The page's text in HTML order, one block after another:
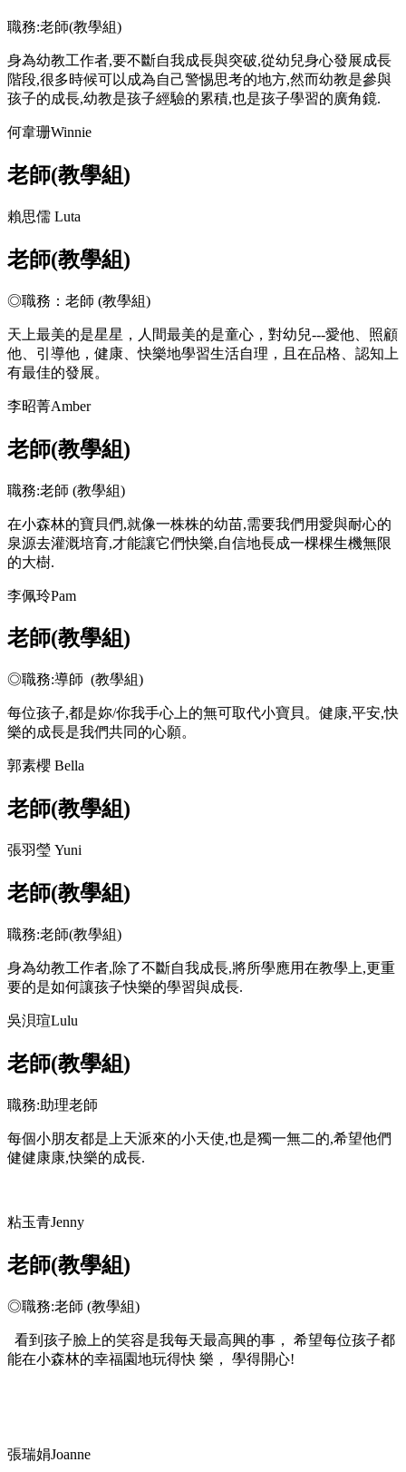
職務:老師(教學組)
身為幼教工作者,要不斷自我成長與突破,從幼兒身心發展成長
階段,很多時候可以成為自己警惕思考的地方,然而幼教是參與
孩子的成長,幼教是孩子經驗的累積,也是孩子學習的廣角鏡.
何韋珊Winnie
老師(教學組)
賴思儒 Luta
老師(教學組)
◎職務：老師 (教學組)
天上最美的是星星，人間最美的是童心，對幼兒---愛他、照顧
他、引導他，健康、快樂地學習生活自理，且在品格、認知上
有最佳的發展。
李昭菁Amber
老師(教學組)
職務:老師 (教學組)
在小森林的寶貝們,就像一株株的幼苗,需要我們用愛與耐心的
泉源去灌溉培育,才能讓它們快樂,自信地長成一棵棵生機無限
的大樹.
李佩玲Pam
老師(教學組)
◎職務:導師 (教學組)
每位孩子,都是妳/你我手心上的無可取代小寶貝。健康,平安,快
樂的成長是我們共同的心願。
郭素櫻 Bella
老師(教學組)
張羽瑩 Yuni
老師(教學組)
職務:老師(教學組)
身為幼教工作者,除了不斷自我成長,將所學應用在教學上,更重
要的是如何讓孩子快樂的學習與成長.
吳浿瑄Lulu
老師(教學組)
職務:助理老師
每個小朋友都是上天派來的小天使,也是獨一無二的,希望他們
健健康康,快樂的成長.
粘玉青Jenny
老師(教學組)
◎職務:老師 (教學組)
看到孩子臉上的笑容是我每天最高興的事， 希望每位孩子都
能在小森林的幸福園地玩得快 樂， 學得開心!
張瑞娟Joanne